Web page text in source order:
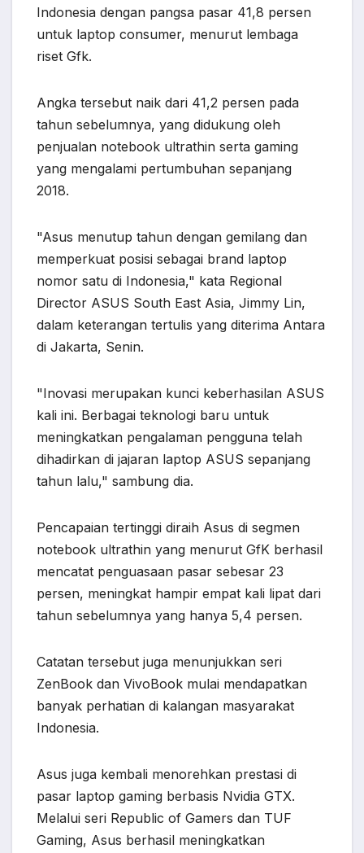
Indonesia dengan pangsa pasar 41,8 persen
untuk laptop consumer, menurut lembaga
riset Gfk.
Angka tersebut naik dari 41,2 persen pada
tahun sebelumnya, yang didukung oleh
penjualan notebook ultrathin serta gaming
yang mengalami pertumbuhan sepanjang
2018.
"Asus menutup tahun dengan gemilang dan
memperkuat posisi sebagai brand laptop
nomor satu di Indonesia," kata Regional
Director ASUS South East Asia, Jimmy Lin,
dalam keterangan tertulis yang diterima Antara
di Jakarta, Senin.
"Inovasi merupakan kunci keberhasilan ASUS
kali ini. Berbagai teknologi baru untuk
meningkatkan pengalaman pengguna telah
dihadirkan di jajaran laptop ASUS sepanjang
tahun lalu," sambung dia.
Pencapaian tertinggi diraih Asus di segmen
notebook ultrathin yang menurut GfK berhasil
mencatat penguasaan pasar sebesar 23
persen, meningkat hampir empat kali lipat dari
tahun sebelumnya yang hanya 5,4 persen.
Catatan tersebut juga menunjukkan seri
ZenBook dan VivoBook mulai mendapatkan
banyak perhatian di kalangan masyarakat
Indonesia.
Asus juga kembali menorehkan prestasi di
pasar laptop gaming berbasis Nvidia GTX.
Melalui seri Republic of Gamers dan TUF
Gaming, Asus berhasil meningkatkan